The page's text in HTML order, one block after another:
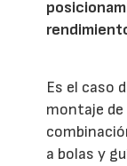
Es el caso
montaje de
a bolas y